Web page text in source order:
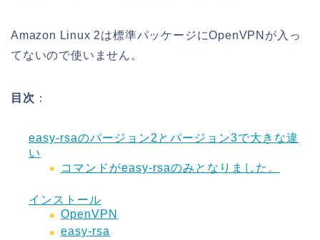
Amazon Linux 2は標準パッケージにOpenVPNが入っ
てないので使いません。
目次 ：
easy-rsaのバージョン2とバージョン3で大きな違
い
コマンドがeasy-rsaのみとなりました。
インストール
OpenVPN
easy-rsa